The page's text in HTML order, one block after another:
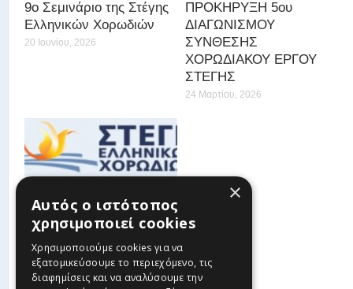
9ο Σεμινάριο της Στέγης
Ελληνικών Χορωδιών
20 Ιουνίου, 2026
ΠΡΟΚΗΡΥΞΗ 5ου
ΔΙΑΓΩΝΙΣΜΟΥ
ΣΥΝΘΕΣΗΣ
ΧΟΡΩΔΙΑΚΟΥ ΕΡΓΟΥ
ΣΤΕΓΗΣ
24 Μαρτίου, 2026
ΠΡΟΓΡΑΜΜΑΤΙΣΜΟΣ ΔΡΑΣΕΩΝ
ΣΤΕΓΗΣ ΕΛΛΗΝΙΚΩΝ
ΧΟΡΩΔΙΩΝ 2025
×
Αυτός ο ιστότοπος
χρησιμοποιεί cookies
Χρησιμοποιούμε cookies για να
εξατομικεύσουμε το περιεχόμενο, τις
διαφημίσεις και να αναλύσουμε την